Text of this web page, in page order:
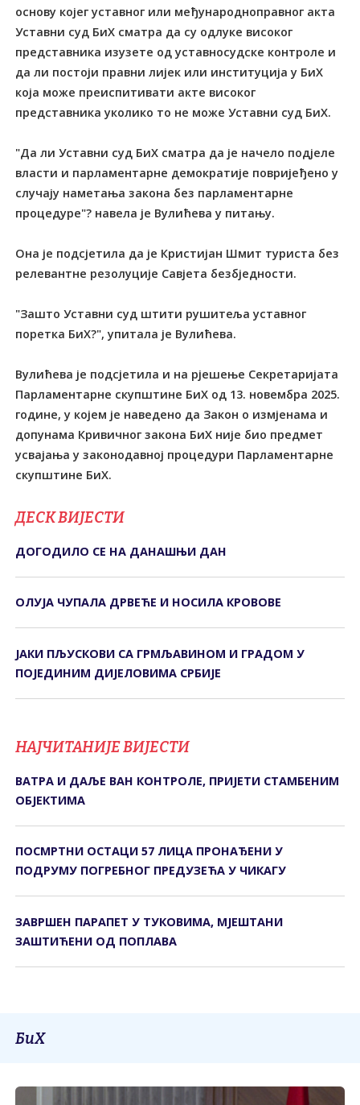
основу којег уставног или међународноправног акта
Уставни суд БиХ сматра да су одлуке високог
представника изузете од уставносудске контроле и
да ли постоји правни лијек или институција у БиХ
која може преиспитивати акте високог
представника уколико то не може Уставни суд БиХ.
"Да ли Уставни суд БиХ сматра да је начело подјеле
власти и парламентарне демократије повријеђено у
случају наметања закона без парламентарне
процедуре"? навела је Вулићева у питању.
Она је подсјетила да је Кристијан Шмит туриста без
релевантне резолуције Савјета безбједности.
"Зашто Уставни суд штити рушитеља уставног
поретка БиХ?", упитала је Вулићева.
Вулићева је подсјетила и на рјешење Секретаријата
Парламентарне скупштине БиХ од 13. новембра 2025.
године, у којем је наведено да Закон о измјенама и
допунама Кривичног закона БиХ није био предмет
усвајања у законодавној процедури Парламентарне
скупштине БиХ.
ДЕСК ВИЈЕСТИ
ДОГОДИЛО СЕ НА ДАНАШЊИ ДАН
ОЛУЈА ЧУПАЛА ДРВЕЋЕ И НОСИЛА КРОВОВЕ
ЈАКИ ПЉУСКОВИ СА ГРМЉАВИНОМ И ГРАДОМ У
ПОЈЕДИНИМ ДИЈЕЛОВИМА СРБИЈЕ
НАЈЧИТАНИЈЕ ВИЈЕСТИ
ВАТРА И ДАЉЕ ВАН КОНТРОЛЕ, ПРИЈЕТИ СТАМБЕНИМ
ОБЈЕКТИМА
ПОСМРТНИ ОСТАЦИ 57 ЛИЦА ПРОНАЂЕНИ У
ПОДРУМУ ПОГРЕБНОГ ПРЕДУЗЕЋА У ЧИКАГУ
ЗАВРШЕН ПАРАПЕТ У ТУКОВИМА, МЈЕШТАНИ
ЗАШТИЋЕНИ ОД ПОПЛАВА
БиХ